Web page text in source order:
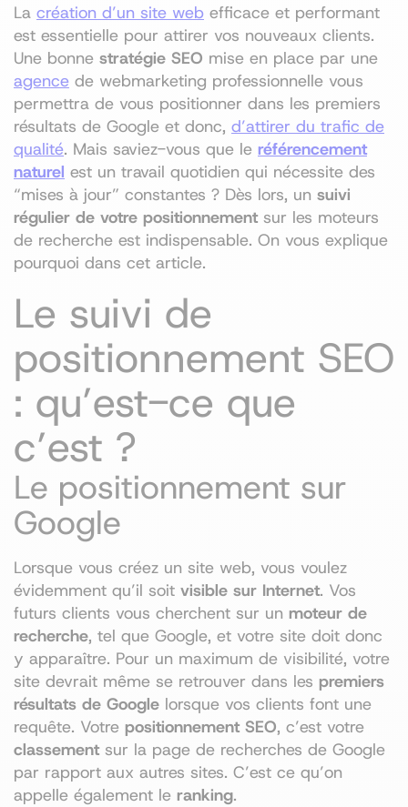
La création d’un site web efficace et performant
est essentielle pour attirer vos nouveaux clients.
Une bonne stratégie SEO mise en place par une
agence de webmarketing professionnelle vous
permettra de vous positionner dans les premiers
résultats de Google et donc, d’attirer du trafic de
qualité. Mais saviez-vous que le référencement
naturel est un travail quotidien qui nécessite des
“mises à jour” constantes ? Dès lors, un suivi
régulier de votre positionnement sur les moteurs
de recherche est indispensable. On vous explique
pourquoi dans cet article.
Le suivi de
positionnement SEO
: qu’est-ce que
c’est ?
Le positionnement sur
Google
Lorsque vous créez un site web, vous voulez
évidemment qu’il soit visible sur Internet. Vos
futurs clients vous cherchent sur un moteur de
recherche, tel que Google, et votre site doit donc
y apparaître. Pour un maximum de visibilité, votre
site devrait même se retrouver dans les premiers
résultats de Google lorsque vos clients font une
requête. Votre positionnement SEO, c’est votre
classement sur la page de recherches de Google
par rapport aux autres sites. C’est ce qu’on
appelle également le ranking.